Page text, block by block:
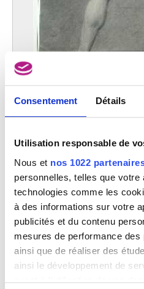
Consentement Détails
Utilisation responsable de
Nous et nos 1022
personnelles, telles que votre
technologies comme les
à des informations sur votre
publicités et du contenu
mesures de performance
ainsi que de réaliser des
ainsi le développement de
quant à l'utilisation de vos
Homme nu vu de dos
La profanation des saintes hosties